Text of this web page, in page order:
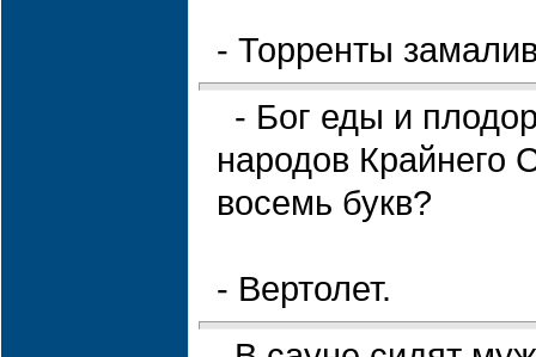
- Торренты
- Бог еды и
народов Крайнего
восемь букв?
- Вертолет.